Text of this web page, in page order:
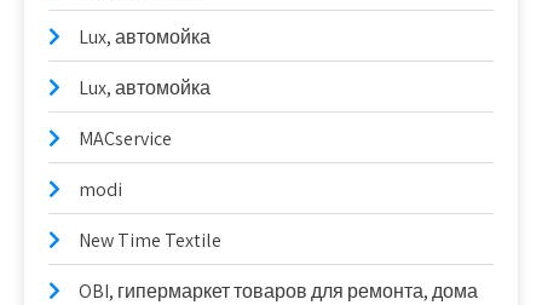
Lux, автомойка
Lux, автомойка
MACservice
modi
New Time Textile
OBI, гипермаркет товаров для ремонта, дома